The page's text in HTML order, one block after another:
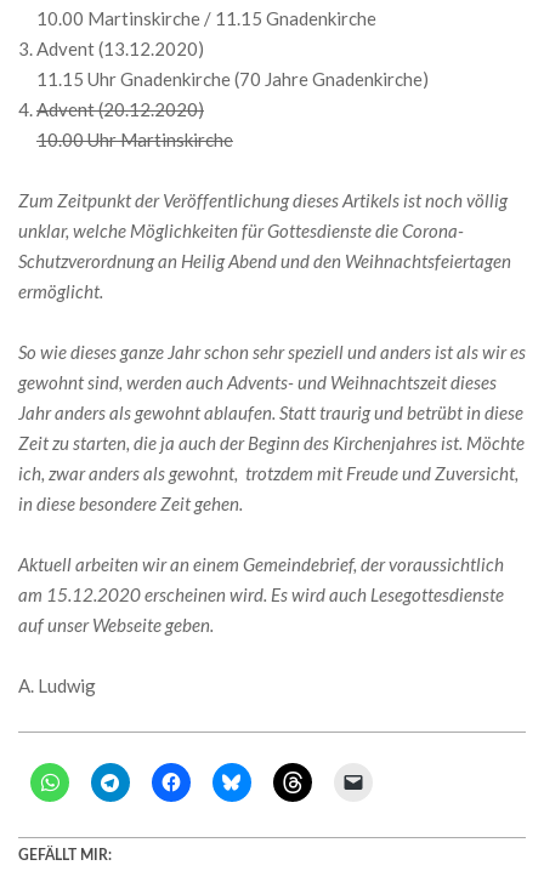
10.00 Martinskirche / 11.15 Gnadenkirche
Advent (13.12.2020)
11.15 Uhr Gnadenkirche (70 Jahre Gnadenkirche)
Advent (20.12.2020)
10.00 Uhr Martinskirche
Zum Zeitpunkt der Veröffentlichung dieses Artikels ist noch völlig
unklar, welche Möglichkeiten für Gottesdienste die Corona-
Schutzverordnung an Heilig Abend und den Weihnachtsfeiertagen
ermöglicht.
So wie dieses ganze Jahr schon sehr speziell und anders ist als wir es
gewohnt sind, werden auch Advents- und Weihnachtszeit dieses
Jahr anders als gewohnt ablaufen. Statt traurig und betrübt in diese
Zeit zu starten, die ja auch der Beginn des Kirchenjahres ist. Möchte
ich, zwar anders als gewohnt, trotzdem mit Freude und Zuversicht,
in diese besondere Zeit gehen.
Aktuell arbeiten wir an einem Gemeindebrief, der voraussichtlich
am 15.12.2020 erscheinen wird. Es wird auch Lesegottesdienste
auf unser Webseite geben.
A. Ludwig
GEFÄLLT MIR: